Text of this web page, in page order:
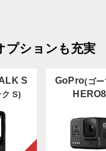
プションも充実
S
S)
GoPro(ゴ
HERO8